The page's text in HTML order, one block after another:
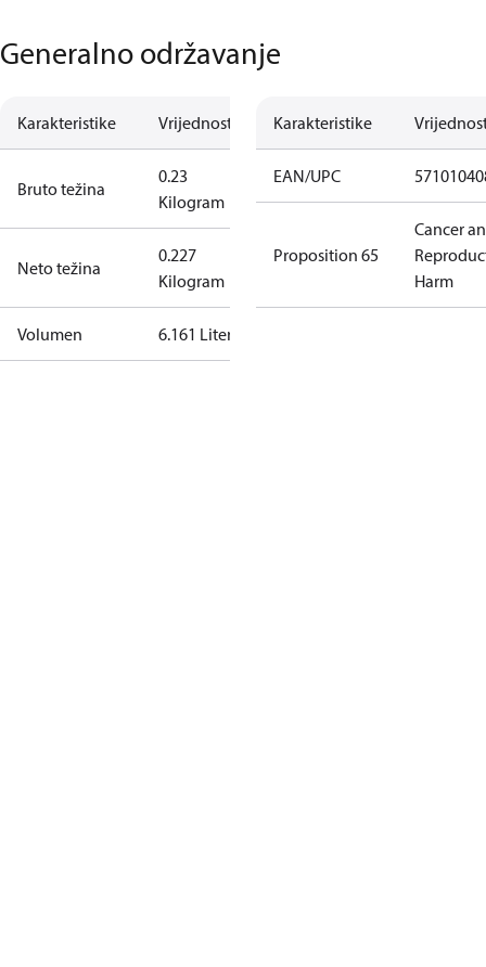
Generalno održavanje
Karakteristike Vrijednost
Bruto težina
0.23
Kilogram
Neto težina
0.227
Kilogram
Volumen 6.161 Liter
Karakteristike
EAN/UPC
Proposition 65
Cancer
Harm